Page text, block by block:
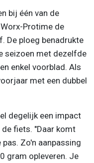
bij één van de
Protime de
De ploeg benadrukte
seizoen met dezelfde
enkel voorblad. Als
met een dubbel
degelijk een impact
fiets. "Daar komt
Zo'n aanpassing
gram opleveren. Je